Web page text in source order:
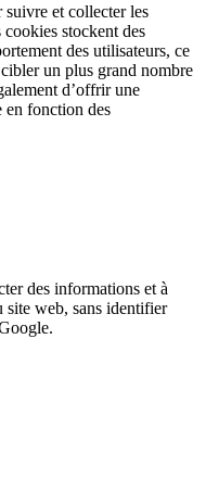
et collecter les
stockent des
des utilisateurs, ce
un plus grand nombre
d’offrir une
en fonction des
des informations et à
site web, sans identifier